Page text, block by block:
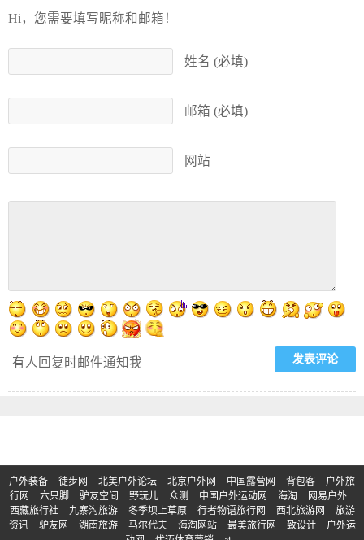
Hi，您需要填写昵称和邮箱！
姓名 (必填)
邮箱 (必填)
网站
有人回复时邮件通知我
户外装备 徒步网 北美户外论坛 北京户外网 中国露营网 背包客
户外旅
行网
六只脚 驴友空间 野玩儿 众测 中国户外运动网 海淘
网易户外
西藏旅行社
九寨沟旅游 冬季坝上草原 行者物语旅行网 西北旅游网
旅游
资讯
驴友网 湖南旅游 马尔代夫 海淘网站 最美旅行网 致设计
户外运